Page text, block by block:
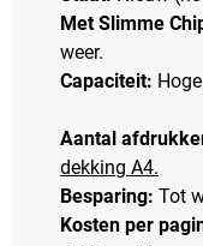
Met Slimme
weer.
Capaciteit:
Aantal
dekking A4.
Besparing: Tot
Kosten per